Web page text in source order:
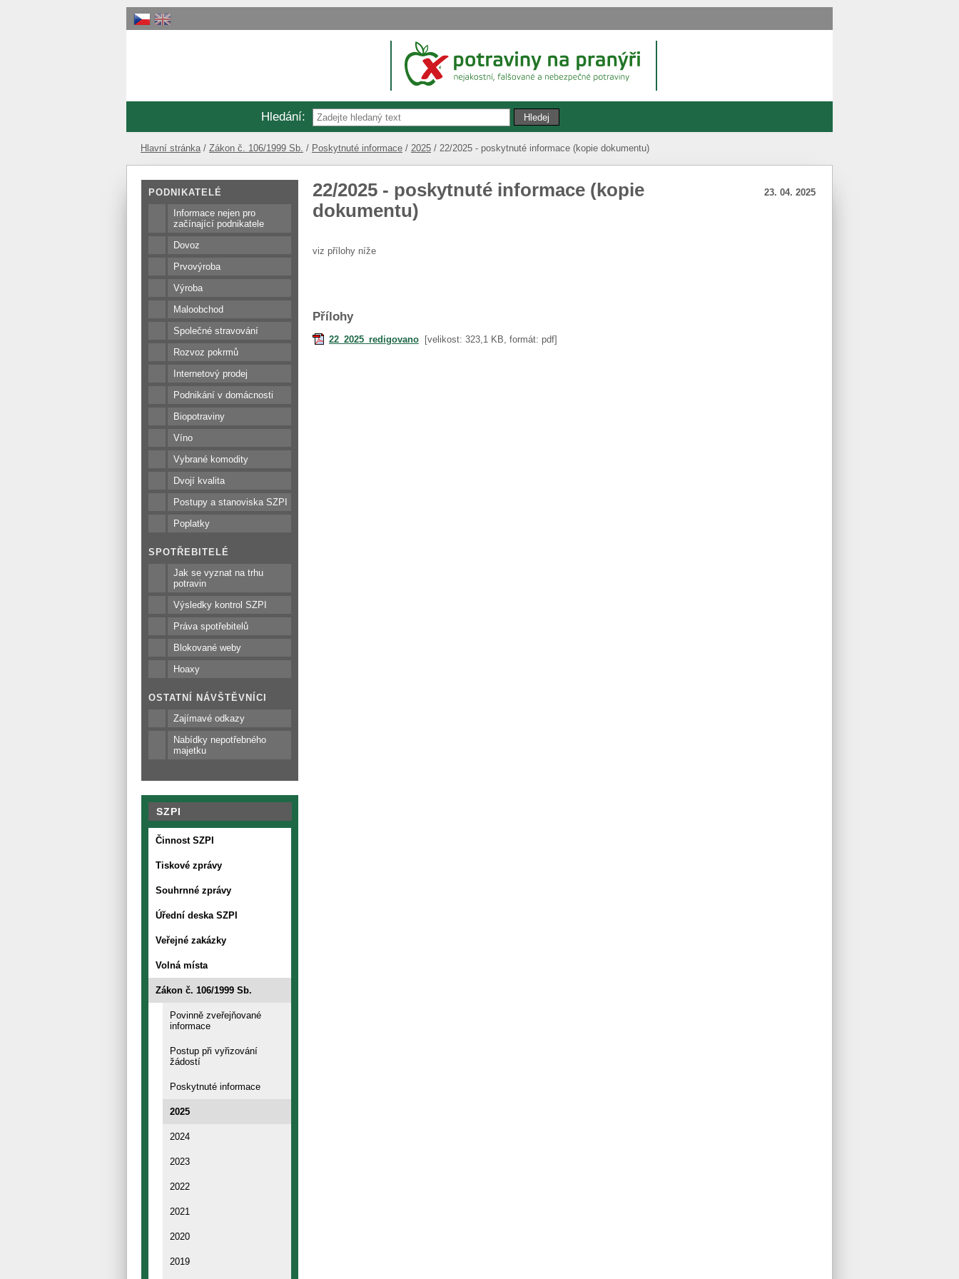
Hledání:
Hlavní stránka Zákon č. 106/1999 Sb. Poskytnuté informace 2025 22/2025 - poskytnuté informace (kopie dokumentu)
PODNIKATELÉ
Informace nejen pro
začínající podnikatele
Dovoz
Prvovýroba
Výroba
Maloobchod
Společné stravování
Rozvoz pokrmů
Internetový prodej
Podnikání v domácnosti
Biopotraviny
Víno
Vybrané komodity
Dvojí kvalita
Postupy a stanoviska SZPI
Poplatky
SPOTŘEBITELÉ
Jak se vyznat na trhu
potravin
Výsledky kontrol SZPI
Práva spotřebitelů
Blokované weby
Hoaxy
OSTATNÍ NÁVŠTĚVNÍCI
Zajímavé odkazy
Nabídky nepotřebného
majetku
SZPI
Činnost SZPI
Tiskové zprávy
Souhrnné zprávy
Úřední deska SZPI
Veřejné zakázky
Volná místa
Zákon č. 106/1999 Sb.
Povinně zveřejňované
informace
Postup při vyřizování
žádostí
Poskytnuté informace
2025
2024
2023
2022
2021
2020
2019
22/2025 - poskytnuté informace (kopie
dokumentu)
23. 04. 2025
viz přílohy níže
Přílohy
22_2025_redigovano [velikost: 323,1 KB, formát: pdf]